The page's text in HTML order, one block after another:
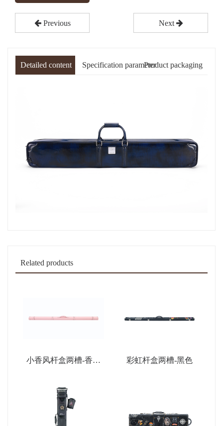
Previous Next
Detailed content Specification parameterProduct packaging
Related products
小香风杆盒两槽-香薰
彩虹杆盒两槽-黑色